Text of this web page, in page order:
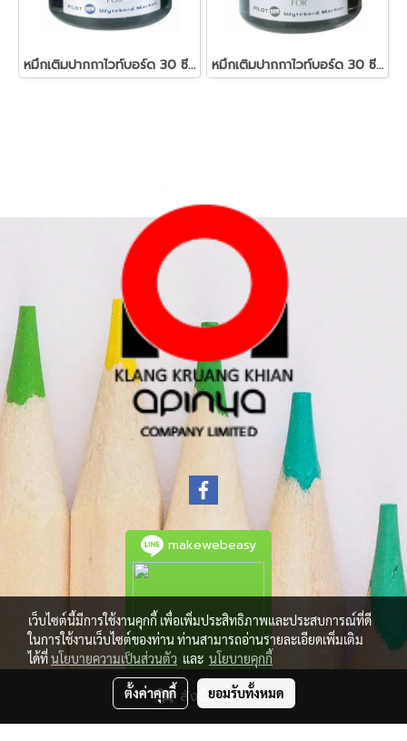
สั่งซื้อสินค้า
หมึกเติมปากกาไวท์บอร์ด 30 ซีซี. สีน้ำเงิน ไพล็อต หมึกเติมปากกาไวท์บอร์ด 30 ซีซี. สีดำ ไพล็อต
makewebeasy
เว็บไซต์นี้มีการใช้งานคุกกี้ เพื่อเพิ่มประสิทธิภาพและประสบการณ์ที่ดี
ในการใช้งานเว็บไซต์ของท่าน ท่านสามารถอ่านรายละเอียดเพิ่มเติม
ได้ที่นโยบายความเป็นส่วนตัว และ นโยบายคุกกี้
ตั้งค่าคุกกี้ ยอมรับทั้งหมด